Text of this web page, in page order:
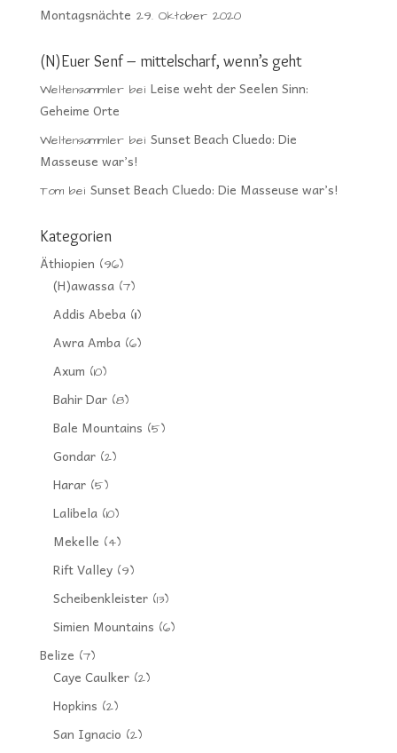
Montagsnächte 29. Oktober 2020
(N)Euer Senf – mittelscharf, wenn’s geht
Weltensammlerbei Leise weht der Seelen Sinn:
Geheime Orte
Weltensammlerbei Sunset Beach Cluedo: Die
Masseuse war’s!
Tombei Sunset Beach Cluedo: Die Masseuse war’s!
Kategorien
Äthiopien (96)
(H)awassa(7)
Addis Abeba(11)
Awra Amba(6)
Axum (10)
Bahir Dar(8)
Bale Mountains (5)
Gondar(2)
Harar(5)
Lalibela(10)
Mekelle (4)
Rift Valley(9)
Scheibenkleister(13)
Simien Mountains (6)
Belize (7)
Caye Caulker(2)
Hopkins (2)
San Ignacio (2)